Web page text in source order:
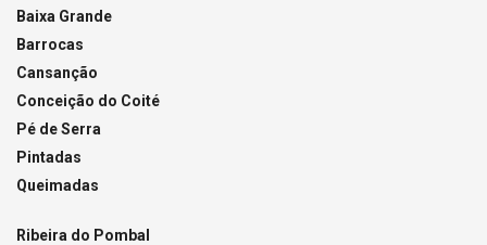
Baixa Grande
Barrocas
Cansanção
Conceição do Coité
Pé de Serra
Pintadas
Queimadas
Ribeira do Pombal